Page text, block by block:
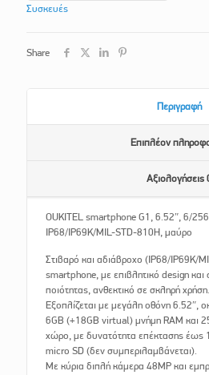
Συσκευές
Share
Περιγραφή
Επιπλέον
Αξιολογήσεις
OUKITEL smartphone G1, 6.52″, 6/
IP68/IP69K/MIL-STD-810H, μαύρο
Στιβαρό και αδιάβροχο (IP68/IP69K/
smartphone, με επιβλητικό design
ποιότητας, ανθεκτικό σε σκληρή χρήση.
Εξοπλίζεται με μεγάλη οθόνη 6.52″,
6GB (+18GB virtual) μνήμη RAM και
χώρο, με δυνατότητα επέκτασης έως
micro SD (δεν συμπεριλαμβάνεται).
Με κύρια διπλή κάμερα 48MP και